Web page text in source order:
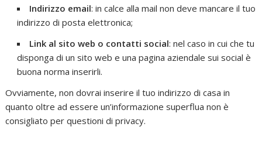
Indirizzo email: in calce alla mail non deve mancare il tuo
indirizzo di posta elettronica;
Link al sito web o contatti social: nel caso in cui che tu
disponga di un sito web e una pagina aziendale sui social è
buona norma inserirli.
Ovviamente, non dovrai inserire il tuo indirizzo di casa in
quanto oltre ad essere un’informazione superflua non è
consigliato per questioni di privacy.